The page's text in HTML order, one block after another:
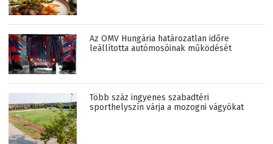
Az OMV Hungária határozatlan időre
leállította autómosóinak működését
Több száz ingyenes szabadtéri
sporthelyszín várja a mozogni vágyókat